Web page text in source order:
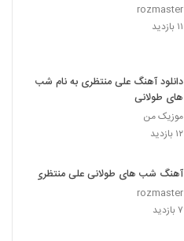
rozmaster
۱۱ بازدید
دانلود آهنگ علی منتظری به نام شب
های طولانی
موزیک من
۱۲ بازدید
آهنگ شب های طولانی علی منتظری
rozmaster
۷ بازدید